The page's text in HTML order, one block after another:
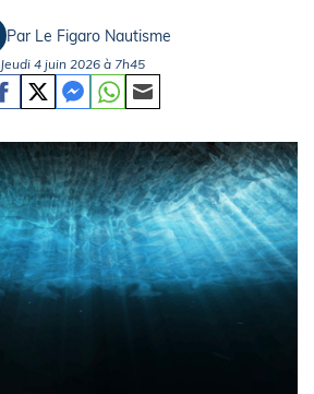
Par Le Figaro Nautisme
Jeudi 4 juin 2026 à 7h45